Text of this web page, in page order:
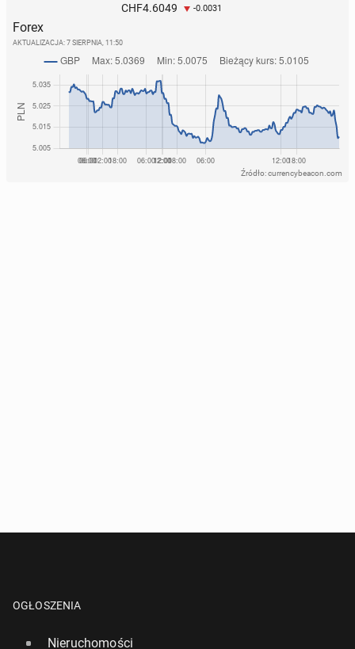
CHF4.6049 -0.0031
Forex
AKTUALIZACJA: 7 SIERPNIA, 11:50
Źródło: currencybeacon.com
OGŁOSZENIA
Nieruchomości